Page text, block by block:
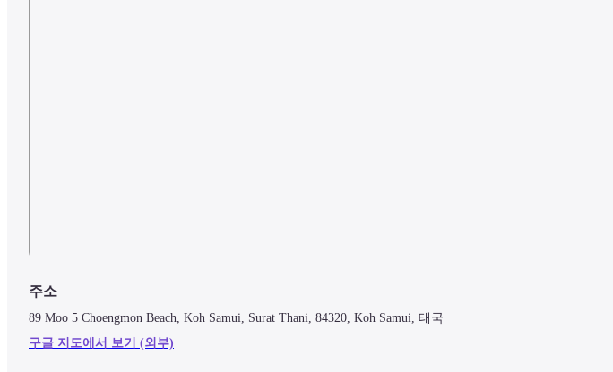
주소
89 Moo 5 Choengmon Beach, Koh Samui, Surat Thani, 84320, Koh Samui, 태국
구글 지도에서 보기 (외부)